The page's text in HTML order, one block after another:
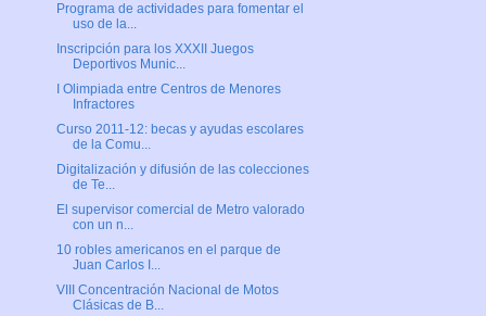
Programa de actividades para fomentar el
uso de la...
Inscripción para los XXXII Juegos
Deportivos Munic...
I Olimpiada entre Centros de Menores
Infractores
Curso 2011-12: becas y ayudas escolares
de la Comu...
Digitalización y difusión de las colecciones
de Te...
El supervisor comercial de Metro valorado
con un n...
10 robles americanos en el parque de
Juan Carlos I...
VIII Concentración Nacional de Motos
Clásicas de B...